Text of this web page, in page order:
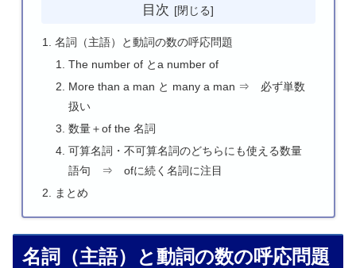
目次
名詞（主語）と動詞の数の呼応問題
The number of とa number of
More than a man と many a man ⇒ 必ず単数
扱い
数量＋of the 名詞
可算名詞・不可算名詞のどちらにも使える数量
語句 ⇒ ofに続く名詞に注目
まとめ
名詞（主語）と動詞の数の呼応問題